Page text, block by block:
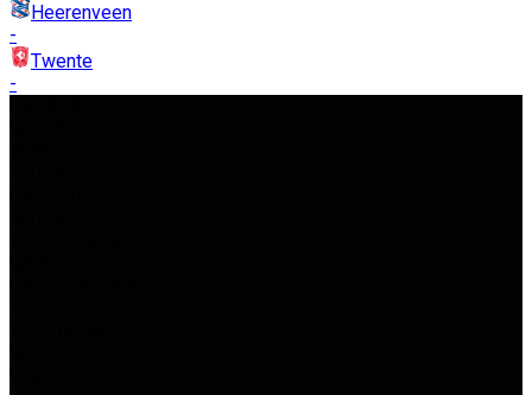
Heerenveen
-
Twente
-